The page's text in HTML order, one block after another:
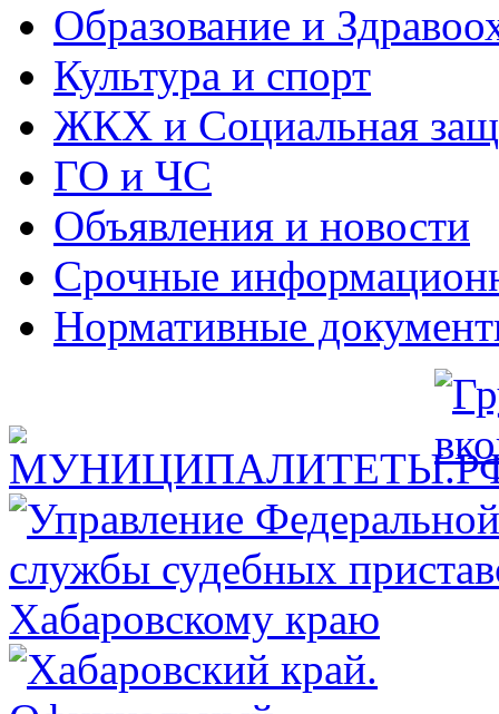
Образование и
Культура и спорт
ЖКХ и Социальная
ГО и ЧС
Объявления и новости
Срочные
Нормативные